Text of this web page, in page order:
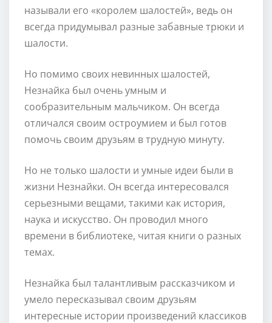
называли его «королем шалостей», ведь он
всегда придумывал разные забавные трюки и
шалости.
Но помимо своих невинных шалостей,
Незнайка был очень умным и
сообразительным мальчиком. Он всегда
отличался своим остроумием и был готов
помочь своим друзьям в трудную минуту.
Но не только шалости и умные идеи были в
жизни Незнайки. Он всегда интересовался
серьезными вещами, такими как история,
наука и искусство. Он проводил много
времени в библиотеке, читая книги о разных
темах.
Незнайка был талантливым рассказчиком и
умело пересказывал своим друзьям
интересные истории произведений классиков